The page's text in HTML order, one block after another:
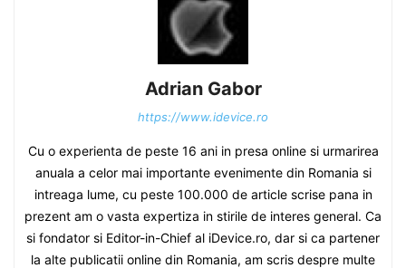
Adrian Gabor
https://www.idevice.ro
Cu o experienta de peste 16 ani in presa online si urmarirea
anuala a celor mai importante evenimente din Romania si
intreaga lume, cu peste 100.000 de article scrise pana in
prezent am o vasta expertiza in stirile de interes general. Ca
si fondator si Editor-in-Chief al iDevice.ro, dar si ca partener
la alte publicatii online din Romania, am scris despre multe